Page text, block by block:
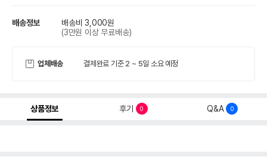
배송정보
배송비 3,000원
(3만원 이상 무료배송)
업체배송 결제완료 기준 2 ~ 5일 소요 예정
상품정보 후기 0 Q&A 0